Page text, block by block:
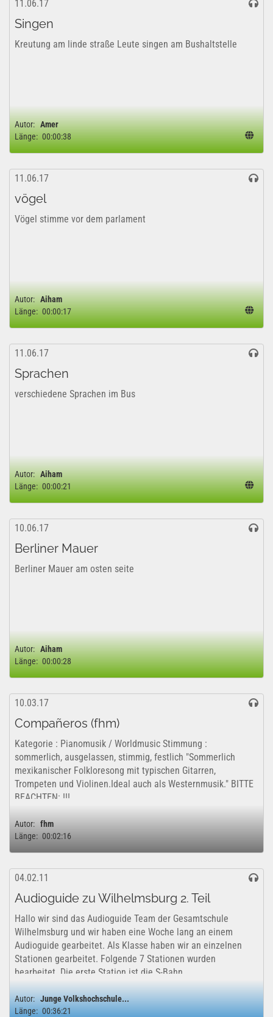
11.06.17
Singen
Kreutung am linde straße Leute singen am Bushaltstelle
Autor: Amer
Länge: 00:00:38
11.06.17
vögel
Vögel stimme vor dem parlament
Autor: Aiham
Länge: 00:00:17
11.06.17
Sprachen
verschiedene Sprachen im Bus
Autor: Aiham
Länge: 00:00:21
10.06.17
Berliner Mauer
Berliner Mauer am osten seite
Autor: Aiham
Länge: 00:00:28
10.03.17
Compañeros (fhm)
Kategorie : Pianomusik / Worldmusic Stimmung :
sommerlich, ausgelassen, stimmig, festlich "Sommerlich
mexikanischer Folkloresong mit typischen Gitarren,
Trompeten und Violinen.Ideal auch als Westernmusik." BITTE
BEACHTEN: !!!...
Autor: fhm
Länge: 00:02:16
04.02.11
Audioguide zu Wilhelmsburg 2. Teil
Hallo wir sind das Audioguide Team der Gesamtschule
Wilhelmsburg und wir haben eine Woche lang an einem
Audioguide gearbeitet. Als Klasse haben wir an einzelnen
Stationen gearbeitet. Folgende 7 Stationen wurden
bearbeitet. Die erste Station ist die S-Bahn...
Autor: Junge Volkshochschule...
Länge: 00:36:21